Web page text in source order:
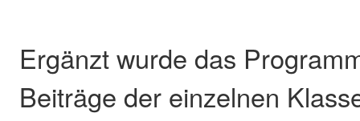
Ergänzt wurde das
Beiträge der einzelnen